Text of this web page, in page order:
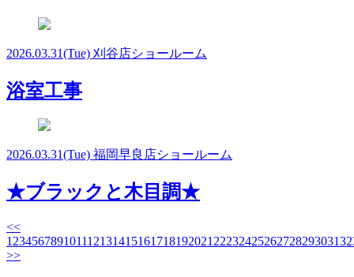
2026.03.31(Tue) 刈谷店ショールーム
浴室工事
2026.03.31(Tue) 福岡早良店ショールーム
★ブラックと木目調★
<<
1 23456789101112131415161718192021 2223242526272829303132
>>